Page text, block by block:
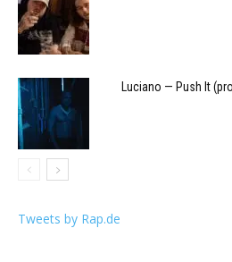
Luciano — Push It
Tweets by Rap.de